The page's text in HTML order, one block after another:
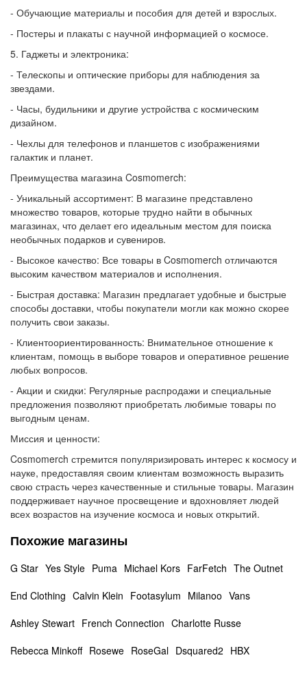
- Обучающие материалы и пособия для детей и взрослых.
- Постеры и плакаты с научной информацией о космосе.
5. Гаджеты и электроника:
- Телескопы и оптические приборы для наблюдения за
звездами.
- Часы, будильники и другие устройства с космическим
дизайном.
- Чехлы для телефонов и планшетов с изображениями
галактик и планет.
Преимущества магазина Cosmomerch:
- Уникальный ассортимент: В магазине представлено
множество товаров, которые трудно найти в обычных
магазинах, что делает его идеальным местом для поиска
необычных подарков и сувениров.
- Высокое качество: Все товары в Cosmomerch отличаются
высоким качеством материалов и исполнения.
- Быстрая доставка: Магазин предлагает удобные и быстрые
способы доставки, чтобы покупатели могли как можно скорее
получить свои заказы.
- Клиентоориентированность: Внимательное отношение к
клиентам, помощь в выборе товаров и оперативное решение
любых вопросов.
- Акции и скидки: Регулярные распродажи и специальные
предложения позволяют приобретать любимые товары по
выгодным ценам.
Миссия и ценности:
Cosmomerch стремится популяризировать интерес к космосу и
науке, предоставляя своим клиентам возможность выразить
свою страсть через качественные и стильные товары. Магазин
поддерживает научное просвещение и вдохновляет людей
всех возрастов на изучение космоса и новых открытий.
Похожие магазины
G Star Yes Style Puma Michael Kors FarFetch The Outnet
End Clothing Calvin Klein Footasylum Milanoo Vans
Ashley Stewart French Connection Charlotte Russe
Rebecca Minkoff Rosewe RoseGal Dsquared2 HBX